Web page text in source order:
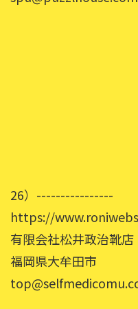
26）----------------
https://
有限会社松井政治靴
福岡県大牟田市